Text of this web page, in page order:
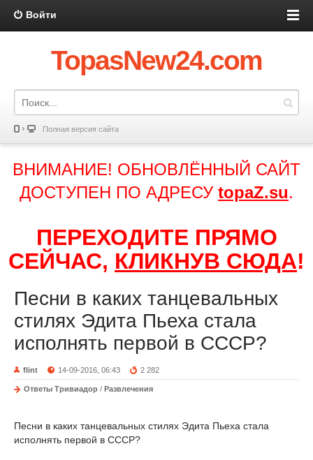
Войти
TopasNew24.com
Полная версия сайта
ВНИМАНИЕ! ОБНОВЛЁННЫЙ САЙТ
ДОСТУПЕН ПО АДРЕСУ topaZ.su.
ПЕРЕХОДИТЕ ПРЯМО
СЕЙЧАС, КЛИКНУВ СЮДА!
Песни в каких танцевальных
стилях Эдита Пьеха стала
исполнять первой в СССР?
flint 14-09-2016, 06:43 2 282
Ответы Тривиадор / Развлечения
Песни в каких танцевальных стилях Эдита Пьеха стала
исполнять первой в СССР?